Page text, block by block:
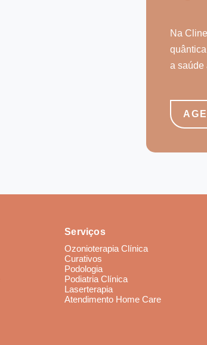
Na
a saúde
Serviços
Ozonioterapia Clínica
Curativos
Podologia
Podiatria Clínica
Laserterapia
Atendimento Home Care